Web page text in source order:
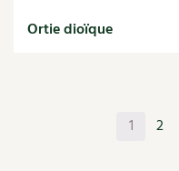
Optimiser l'espace
Ortie dioïque
1 2